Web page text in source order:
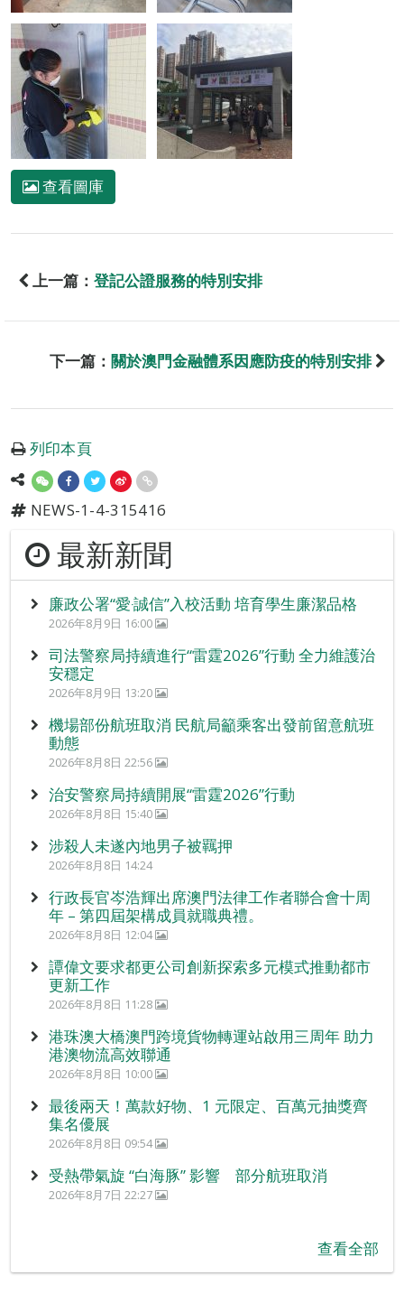
查看圖庫
上一篇： 登記公證服務的特別安排
下一篇： 關於澳門金融體系因應防疫的特別安排
列印本頁
NEWS-1-4-315416
最新新聞
廉政公署“愛‧誠信”入校活動 培育學生廉潔品格
2026年8月9日 16:00
司法警察局持續進行“雷霆2026”行動 全力維護治
安穩定
2026年8月9日 13:20
機場部份航班取消 民航局籲乘客出發前留意航班
動態
2026年8月8日 22:56
治安警察局持續開展“雷霆2026”行動
2026年8月8日 15:40
涉殺人未遂內地男子被羈押
2026年8月8日 14:24
行政長官岑浩輝出席澳門法律工作者聯合會十周
年 – 第四屆架構成員就職典禮。
2026年8月8日 12:04
譚偉文要求都更公司創新探索多元模式推動都市
更新工作
2026年8月8日 11:28
港珠澳大橋澳門跨境貨物轉運站啟用三周年 助力
港澳物流高效聯通
2026年8月8日 10:00
最後兩天！萬款好物、1 元限定、百萬元抽獎齊
集名優展
2026年8月8日 09:54
受熱帶氣旋 “白海豚” 影響 部分航班取消
2026年8月7日 22:27
查看全部